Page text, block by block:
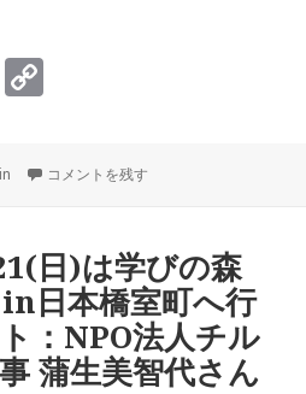
T
r
s
y
n
k
「暮らしのSDGs」ゲスト：NPO法人
コメントを残す
日)は学びの森
日本橋室町へ行
：NPO法人チル
蒲生美智代さん